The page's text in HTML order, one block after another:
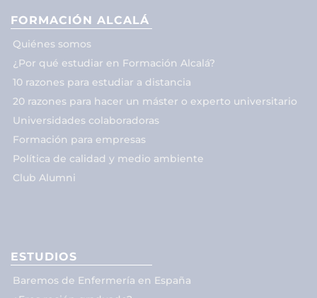
FORMACIÓN ALCALÁ
Quiénes somos
¿Por qué estudiar en Formación Alcalá?
10 razones para estudiar a distancia
20 razones para hacer un máster o experto universitario
Universidades colaboradoras
Formación para empresas
Política de calidad y medio ambiente
Club Alumni
ESTUDIOS
Baremos de Enfermería en España